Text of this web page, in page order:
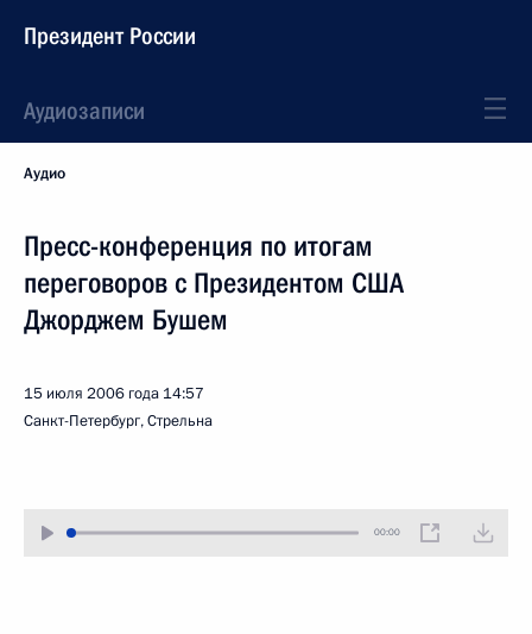
Президент России
Аудиозаписи
Аудио
Пресс-конференция по итогам
переговоров с Президентом США
Джорджем Бушем
15 июля 2006 года 14:57
Санкт-Петербург, Стрельна
00:00